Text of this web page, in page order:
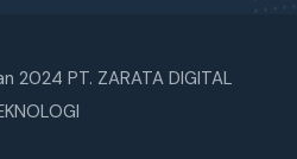
2024 PT. ZARATA DIGITAL